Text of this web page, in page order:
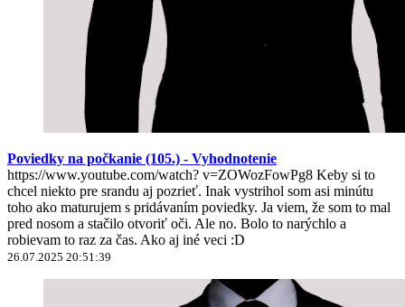
Poviedky na počkanie (105.) - Vyhodnotenie
https://www.youtube.com/watch? v=ZOWozFowPg8 Keby si to
chcel niekto pre srandu aj pozrieť. Inak vystrihol som asi minútu
toho ako maturujem s pridávaním poviedky. Ja viem, že som to mal
pred nosom a stačilo otvoriť oči. Ale no. Bolo to narýchlo a
robievam to raz za čas. Ako aj iné veci :D
26.07.2025 20:51:39